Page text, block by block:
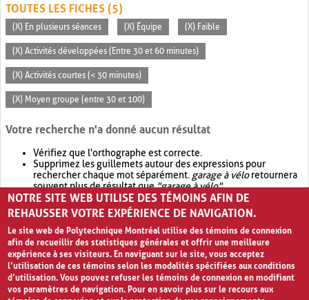
TOUTES LES FICHES (5)
(X) En plusieurs séances (X) Équipe (X) Faible
(X) Activités développées (Entre 30 et 60 minutes)
(X) Activités courtes (< 30 minutes)
(X) Moyen groupe (entre 30 et 100)
Votre recherche n'a donné aucun résultat
Vérifiez que l'orthographe est correcte.
Supprimez les guillemets autour des expressions pour
rechercher chaque mot séparément. garage à véloretournera
souvent plus de résultat que"garage à vélo".
Envisagez d'élargir votre recherche avec OR.garage OR vélo
retournera souvent plus de résultat quegarage à vélo
NOTRE SITE WEB UTILISE DES TÉMOINS AFIN DE
REHAUSSER VOTRE EXPÉRIENCE DE NAVIGATION.
Le site web de Polytechnique Montréal utilise des témoins de connexion
afin de recueillir des statistiques générales et offrir une meilleure
expérience à ses visiteurs. En naviguant sur le site, vous acceptez
l’utilisation de ces témoins selon les modalités spécifiées aux conditions
d’utilisation. Vous pouvez refuser les témoins de connexion en modifiant
vos paramètres de navigation. Pour en savoir plus sur le recours aux